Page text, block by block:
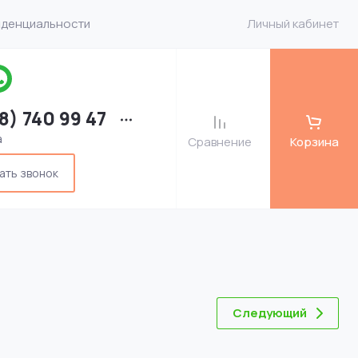
Личный кабинет
740 99 47
звонок
Сравнение Корзина
Следующий